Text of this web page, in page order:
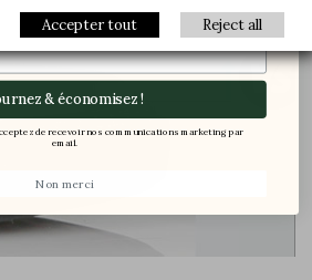
Accepter tout Reject all
& économisez !
de recevoir nos communications marketing par
email.
Non merci